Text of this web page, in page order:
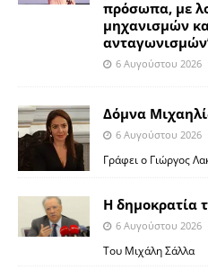
πρόσωπα, με
μηχανισμών
6 Αυγούστου 2026
Δόμνα
6 Αυγούστου 2026
Γράφει ο Γιώργος
Η δημοκρατία
6 Αυγούστου 2026
Του Μιχάλη Σάλλα